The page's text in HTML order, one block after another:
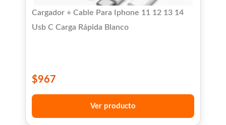
Cargador + Cable Para Iphone 11 12 13 14
Usb C Carga Rápida Blanco
$967
Ver producto